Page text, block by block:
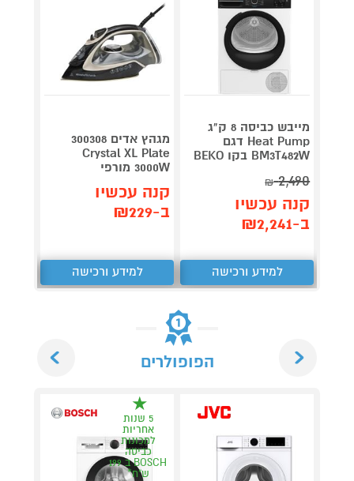
מייבש כביסה 8 ק"ג
Heat Pump דגם
BM3T482W בקו BEKO
2,490
₪
קנה עכשיו
ב-₪2,241
למידע ורכישה
מגהץ אדים 300308
Crystal XL Plate
3000W מורפי
קנה עכשיו
ב-₪229
למידע ורכישה
הפופולרים
5 שנות
אחריות
למכונות
כביסה
BOSCH ב 199
ש"ח*